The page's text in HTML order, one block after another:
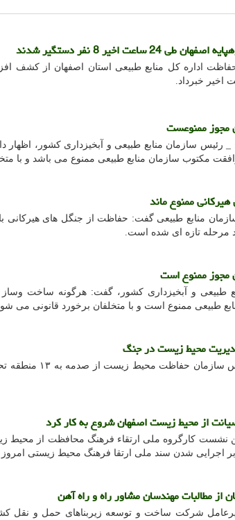
مجوز ممنوعست
سازمان منابع طبیعی و آبخیزداری کشور، اظهار
مکتوب سازمان منابع طبیعی ممنوع می باشد و با
ممنوع ماند
منابع طبیعی گفت: حفاظت از جنگل های هیرکانی با
مرحله تازه ای شده است.
ممنوع است
طبیعی و آبخیزداری کشور، گفت: هرگونه ساخت
طبیعی ممنوع است و با متخلفان برخورد قانونی می
از محیط زیست اصفهان شروع به کار کرد
نشست کارگروه ملی ارتقاء فرهنگ محافظت از محیط
اجرایی شدن سند ملی ارتقا فرهنگ محیط زیستی امروز